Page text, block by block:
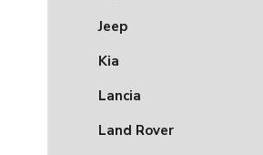
Jeep
Kia
Lancia
Land Rover